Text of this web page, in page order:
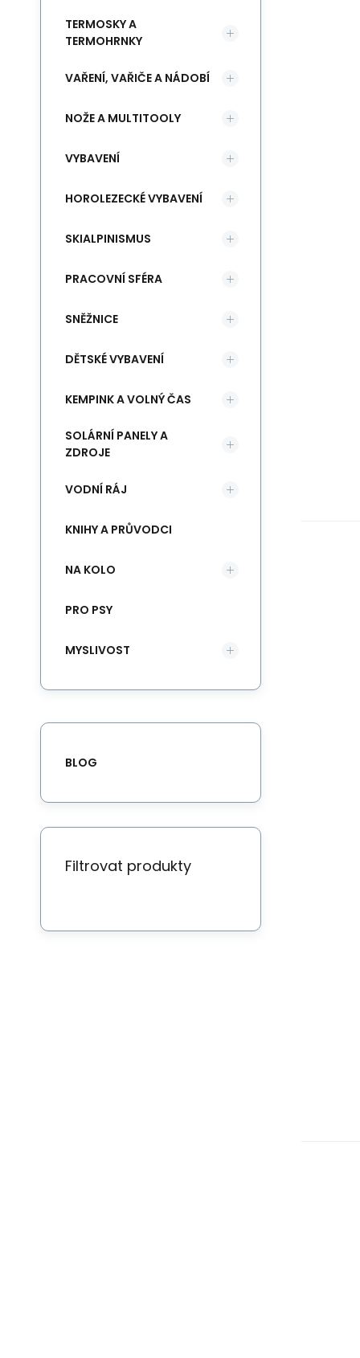
TERMOSKY A
TERMOHRNKY
VAŘENÍ, VAŘIČE A NÁDOBÍ
NOŽE A MULTITOOLY
VYBAVENÍ
HOROLEZECKÉ VYBAVENÍ
SKIALPINISMUS
PRACOVNÍ SFÉRA
SNĚŽNICE
DĚTSKÉ VYBAVENÍ
KEMPINK A VOLNÝ ČAS
SOLÁRNÍ PANELY A
ZDROJE
VODNÍ RÁJ
KNIHY A PRŮVODCI
NA KOLO
PRO PSY
MYSLIVOST
BLOG
Filtrovat produkty